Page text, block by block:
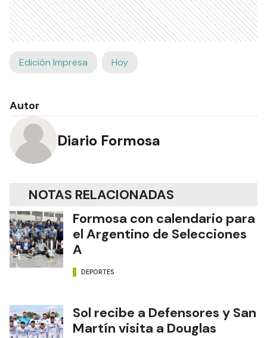
Edición Impresa Hoy
Autor
Diario Formosa
NOTAS RELACIONADAS
Formosa con calendario para
el Argentino de Selecciones
A
DEPORTES
Sol recibe a Defensores y San
Martín visita a Douglas